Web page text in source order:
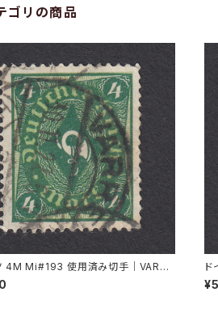
ゴリの商品
4M Mi#193 使用済み切手｜VARRE
L